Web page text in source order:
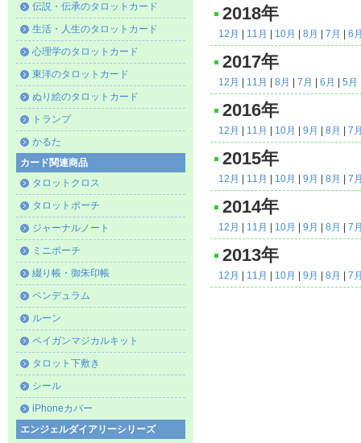
伝説・伝承のタロットカード
生活・人生のタロットカード
心理学のタロットカード
東洋のタロットカード
ぬり絵のタロットカード
トランプ
かるた
カード関連商品
タロットクロス
タロットポーチ
ジャーナルノート
ミニポーチ
綴り帳・御朱印帳
ペンデュラム
ルーン
ペイガンマジカルキット
タロット下敷き
シール
iPhoneカバー
エンジェルダイアリーシリーズ
2018年
12月 11月 10月 8月 7月 6
2017年
12月 11月 8月 7月 6月 5月
2016年
12月 11月 10月 9月 8月 7
2015年
12月 11月 10月 9月 8月 7
2014年
12月 11月 10月 9月 8月 7
2013年
12月 11月 10月 9月 8月 7